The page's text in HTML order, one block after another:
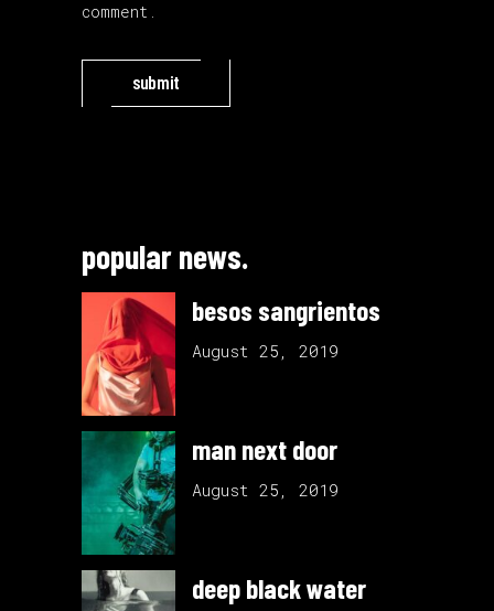
comment.
submit
popular news.
besos sangrientos
August 25, 2019
man next door
August 25, 2019
deep black water